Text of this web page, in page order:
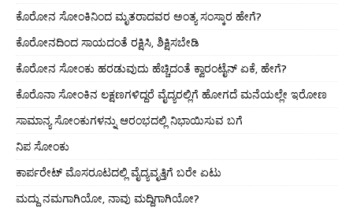
ಕೊರೋನ ಸೋಂಕಿನಿಂದ ಮೃತರಾದವರ ಅಂತ್ಯ ಸಂಸ್ಕಾರ ಹೇಗೆ?
ಕೊರೋನದಿಂದ ಸಾಯದಂತೆ ರಕ್ಷಿಸಿ, ಶಿಕ್ಷಿಸಬೇಡಿ
ಕೊರೋನ ಸೋಂಕು ಹರಡುವುದು ಹೆಚ್ಚಿದಂತೆ ಕ್ವಾರಂಟೈನ್ ಏಕೆ, ಹೇಗೆ?
ಕೊರೊನಾ ಸೋಂಕಿನ ಲಕ್ಷಣಗಳಿದ್ದರೆ ವೈದ್ಯರಲ್ಲಿಗೆ ಹೋಗದೆ ಮನೆಯಲ್ಲೇ ಇರೋಣ
ಸಾಮಾನ್ಯ ಸೋಂಕುಗಳನ್ನು ಆರಂಭದಲ್ಲಿ ನಿಭಾಯಿಸುವ ಬಗೆ
ನಿಪ ಸೋಂಕು
ಕಾರ್ಪರೇಟ್ ಮೊಸರೂಟದಲ್ಲಿ ವೈದ್ಯವೃತ್ತಿಗೆ ಬರೇ ಏಟು
ಮದ್ದು ನಮಗಾಗಿಯೋ, ನಾವು ಮದ್ದಿಗಾಗಿಯೋ?